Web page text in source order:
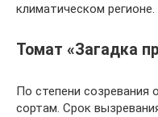
климатическом регионе.
Томат «Загадка
По степени созревания
сортам. Срок